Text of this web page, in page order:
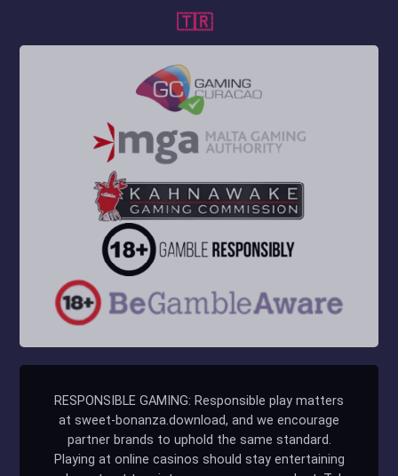
🇹🇷
RESPONSIBLE GAMING: Responsible play matters
at sweet-bonanza.download, and we encourage
partner brands to uphold the same standard.
Playing at online casinos should stay entertaining